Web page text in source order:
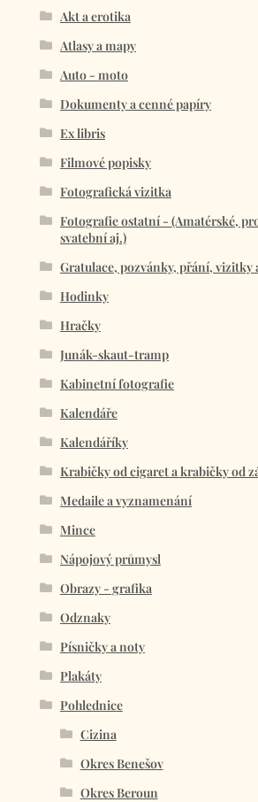
Akt a erotika
Atlasy a mapy
Auto - moto
Dokumenty a cenné papíry
Ex libris
Filmové popisky
Fotografická vizitka
Fotografie ostatní - (Amatérské,
svatební aj.)
Gratulace, pozvánky, přání, vizitky
Hodinky
Hračky
Junák-skaut-tramp
Kabinetní fotografie
Kalendáře
Kalendáříky
Krabičky od cigaret a krabičky od
Medaile a vyznamenání
Mince
Nápojový průmysl
Obrazy - grafika
Odznaky
Písničky a noty
Plakáty
Pohlednice
Cizina
Okres Benešov
Okres Beroun